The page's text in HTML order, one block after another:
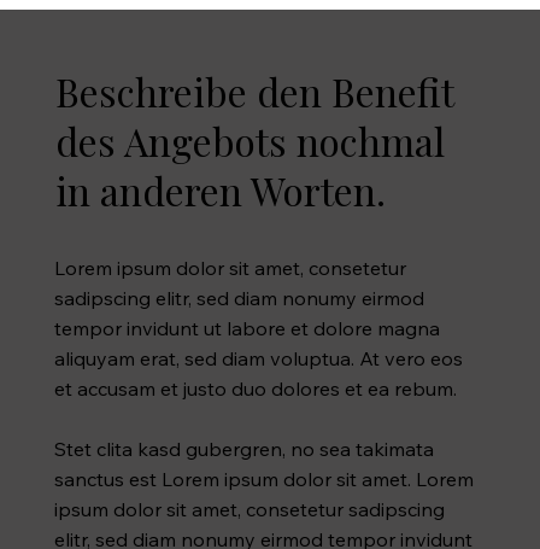
Beschreibe den Benefit
des Angebots nochmal
in anderen Worten.
Lorem ipsum dolor sit amet, consetetur
sadipscing elitr, sed diam nonumy eirmod
tempor invidunt ut labore et dolore magna
aliquyam erat, sed diam voluptua. At vero eos
et accusam et justo duo dolores et ea rebum.
Stet clita kasd gubergren, no sea takimata
sanctus est Lorem ipsum dolor sit amet. Lorem
ipsum dolor sit amet, consetetur sadipscing
elitr, sed diam nonumy eirmod tempor invidunt